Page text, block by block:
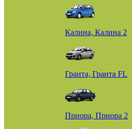
Калина, Калина 2
Гранта, Гранта FL
Приора, Приора 2